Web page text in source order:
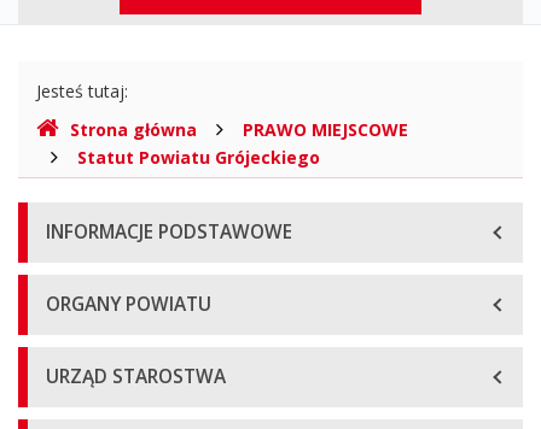
Gdzie
jesteśmy
Jesteś tutaj:
Strona główna
PRAWO MIEJSCOWE
Statut Powiatu Grójeckiego
Menu
główne
INFORMACJE PODSTAWOWE
ORGANY POWIATU
URZĄD STAROSTWA